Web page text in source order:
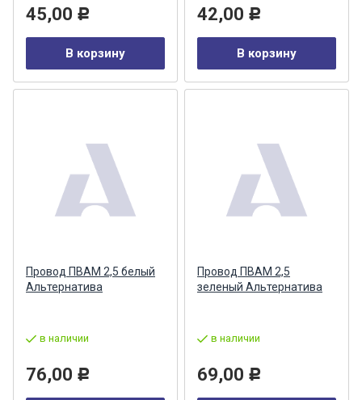
45,00 Р
В корзину
42,00 Р
В корзину
Провод ПВАМ 2,5 белый
Альтернатива
в наличии
76,00 Р
Провод ПВАМ 2,5
зеленый Альтернатива
в наличии
69,00 Р